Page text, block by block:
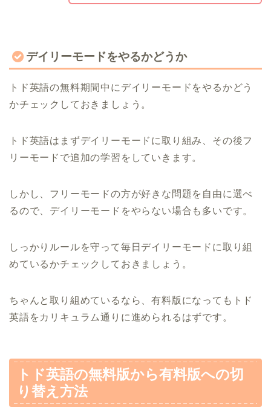
デイリーモードをやるかどうか
トド英語の無料期間中にデイリーモードをやるかどう
かチェックしておきましょう。
トド英語はまずデイリーモードに取り組み、その後フ
リーモードで追加の学習をしていきます。
しかし、フリーモードの方が好きな問題を自由に選べ
るので、デイリーモードをやらない場合も多いです。
しっかりルールを守って毎日デイリーモードに取り組
めているかチェックしておきましょう。
ちゃんと取り組めているなら、有料版になってもトド
英語をカリキュラム通りに進められるはずです。
トド英語の無料版から有料版への切
り替え方法